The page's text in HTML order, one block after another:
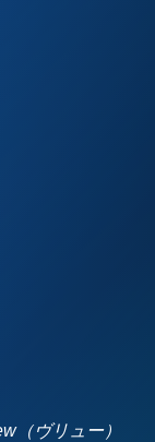
（ヴリュー）